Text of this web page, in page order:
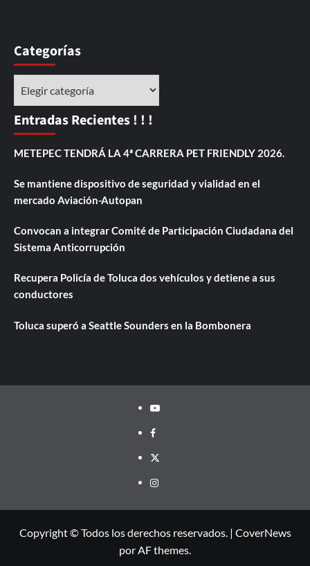
Categorías
Entradas Recientes ! ! !
METEPEC TENDRÁ LA 4ª CARRERA PET FRIENDLY 2026.
Se mantiene dispositivo de seguridad y vialidad en el
mercado Aviación-Autopan
Convocan a integrar Comité de Participación Ciudadana del
Sistema Anticorrupción
Recupera Policía de Toluca dos vehículos y detiene a sus
conductores
Toluca superó a Seattle Sounders en la Bombonera
Youtube
Facebook
Twitter
Instagram
Copyright © Todos los derechos reservados. | CoverNews
por AF themes.